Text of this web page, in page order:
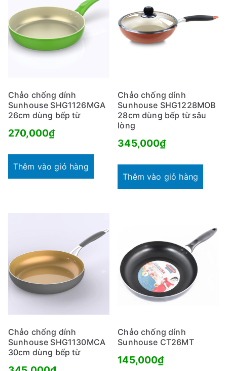
Chảo chống dính
Sunhouse SHG1126MGA
26cm dùng bếp từ
270,000₫
Thêm vào giỏ hàng
Chảo chống dính
Sunhouse SHG1228MOB
28cm dùng bếp từ sâu
lòng
345,000₫
Thêm vào giỏ hàng
Chảo chống dính
Sunhouse SHG1130MCA
30cm dùng bếp từ
Chảo chống dính
Sunhouse CT26MT
145,000₫